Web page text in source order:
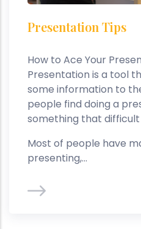
Presentation Tips
How to Ace Your
Presentation is a tool
some information to
people find doing a
something that difficult
Most of people have
presenting,...